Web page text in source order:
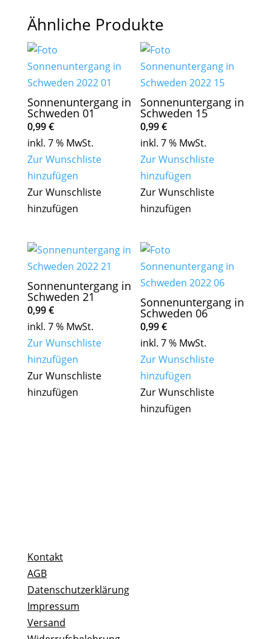
Ähnliche Produkte
Sonnenuntergang in
Schweden 01
0,99€
inkl. 7 % MwSt.
Zur Wunschliste
hinzufügen
Zur Wunschliste
hinzufügen
Sonnenuntergang in
Schweden 15
0,99€
inkl. 7 % MwSt.
Zur Wunschliste
hinzufügen
Zur Wunschliste
hinzufügen
Sonnenuntergang in
Schweden 21
0,99€
inkl. 7 % MwSt.
Zur Wunschliste
hinzufügen
Zur Wunschliste
hinzufügen
Sonnenuntergang in
Schweden 06
0,99€
inkl. 7 % MwSt.
Zur Wunschliste
hinzufügen
Zur Wunschliste
hinzufügen
Kontakt
AGB
Datenschutzerklärung
Impressum
Versand